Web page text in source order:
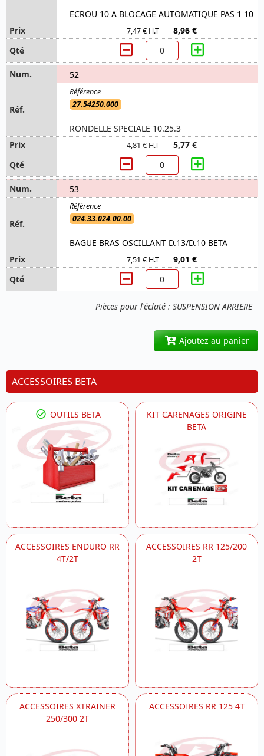
Pièces pour l'éclaté : SUSPENSION ARRIERE
ECROU 10 A BLOCAGE AUTOMATIQUE PAS 1 10
7,47 € H.T 8,96 €
52
27.54250.000
RONDELLE SPECIALE 10.25.3
4,81 € H.T 5,77 €
53
024.33.024.00.00
BAGUE BRAS OSCILLANT D.13/D.10 BETA
7,51 € H.T 9,01 €
Ajoutez au panier
ACCESSOIRES BETA
OUTILS BETA
KIT CARENAGES ORIGINE
BETA
ACCESSOIRES ENDURO RR
4T/2T
ACCESSOIRES RR 125/200
2T
ACCESSOIRES XTRAINER
250/300 2T
ACCESSOIRES RR 125 4T